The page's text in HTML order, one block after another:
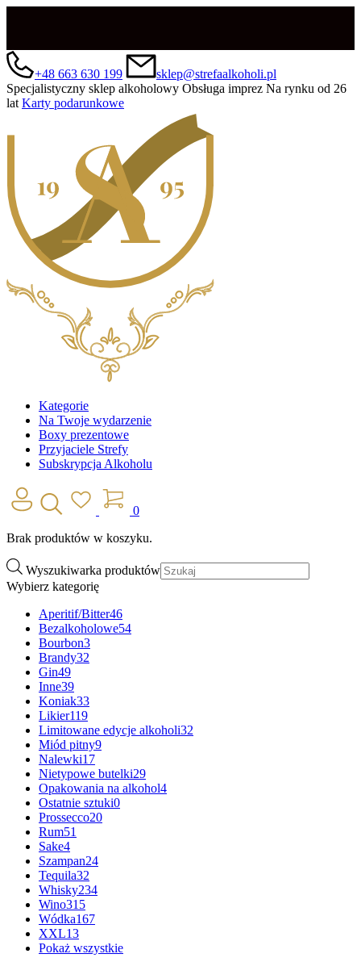
+48 663 630 199
sklep@strefaalkoholi.pl
Specjalistyczny sklep alkoholowy Obsługa imprez Na rynku od 26
lat Karty podarunkowe
Kategorie
Na Twoje wydarzenie
Boxy prezentowe
Przyjaciele Strefy
Subskrypcja Alkoholu
0
Brak produktów w koszyku.
Wyszukiwarka produktów
Wybierz kategorię
Aperitif/Bitter46
Bezalkoholowe54
Bourbon3
Brandy32
Gin49
Inne39
Koniak33
Likier119
Limitowane edycje alkoholi32
Miód pitny9
Nalewki17
Nietypowe butelki29
Opakowania na alkohol4
Ostatnie sztuki0
Prossecco20
Rum51
Sake4
Szampan24
Tequila32
Whisky234
Wino315
Wódka167
XXL13
Pokaż wszystkie